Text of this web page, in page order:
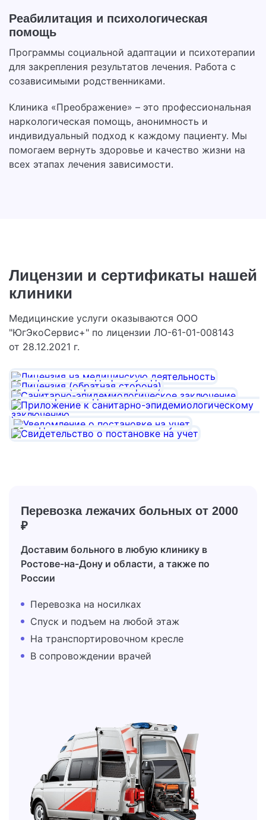
Реабилитация и психологическая
помощь
Программы социальной адаптации и психотерапии
для закрепления результатов лечения. Работа с
созависимыми родственниками.
Клиника «Преображение» – это профессиональная
наркологическая помощь, анонимность и
индивидуальный подход к каждому пациенту. Мы
помогаем вернуть здоровье и качество жизни на
всех этапах лечения зависимости.
Лицензии и сертификаты нашей
клиники
Медицинские услуги оказываются ООО
"ЮгЭкоСервис+" по лицензии ЛО-61-01-008143
от 28.12.2021 г.
Перевозка лежачих больных от 2000
₽
Доставим больного в любую клинику в
Ростове-на-Дону и области, а также по
России
Перевозка на носилках
Спуск и подъем на любой этаж
На транспортировочном кресле
В сопровождении врачей